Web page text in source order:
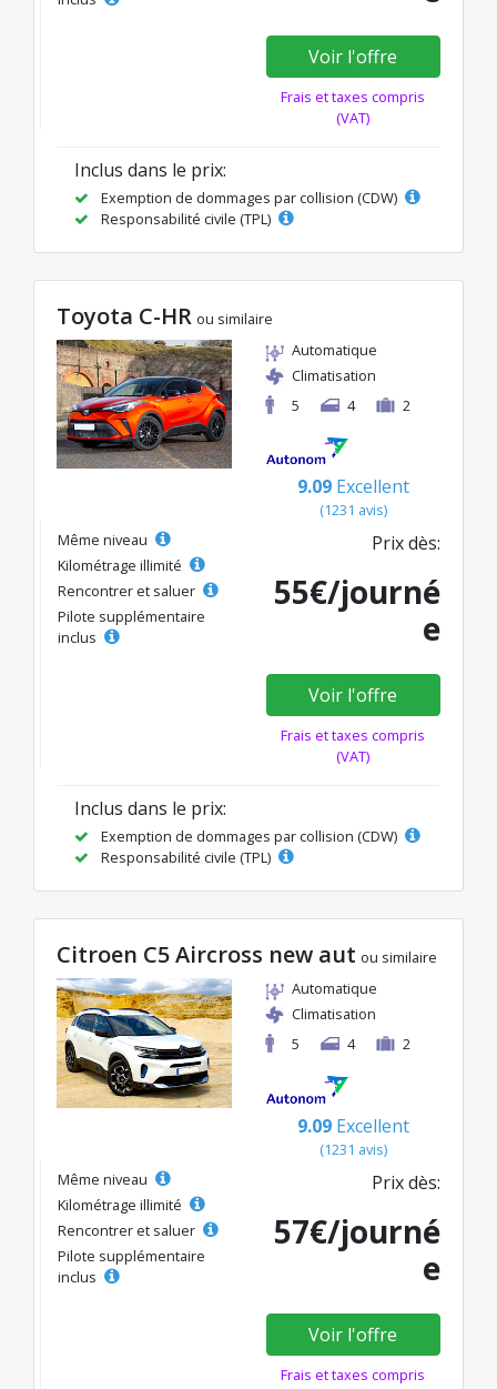
Voir l'offre
Frais et taxes compris
(VAT)
Inclus dans le prix:
Exemption de dommages par collision (CDW)
Responsabilité civile (TPL)
Toyota C-HR ou similaire
Automatique
Climatisation
5
4 2
9.09 Excellent
(1231 avis)
Même niveau
Kilométrage illimité
Rencontrer et saluer
Pilote supplémentaire
inclus
Prix dès:
55€/journé
e
Voir l'offre
Frais et taxes compris
(VAT)
Inclus dans le prix:
Exemption de dommages par collision (CDW)
Responsabilité civile (TPL)
Citroen C5 Aircross new aut ou similaire
Automatique
Climatisation
5
4 2
9.09 Excellent
(1231 avis)
Même niveau
Kilométrage illimité
Rencontrer et saluer
Pilote supplémentaire
inclus
Prix dès:
57€/journé
e
Voir l'offre
Frais et taxes compris